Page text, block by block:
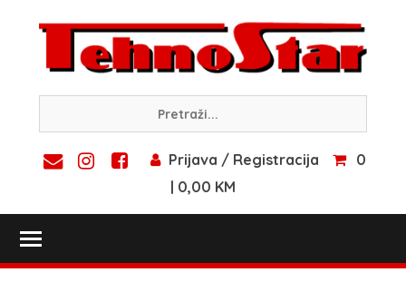
content
Prijava / Registracija
0
| 0,00 KM